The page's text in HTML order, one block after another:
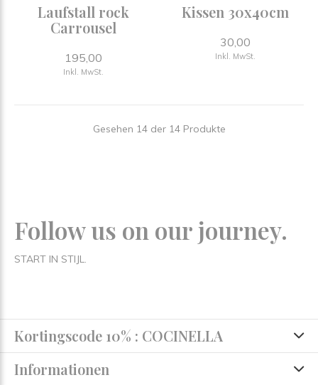
Laufstall rock
Carrousel
195,00
Inkl. MwSt.
Kissen 30x40cm
30,00
Inkl. MwSt.
Gesehen 14 der 14 Produkte
Follow us on our journey.
START IN STIJL.
Kortingscode 10% : COCINELLA
Informationen